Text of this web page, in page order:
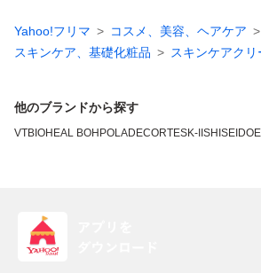
Yahoo!フリマ
コスメ、美容、ヘアケア
スキンケア、基礎化粧品
スキンケアクリ
他のブランドから探す
VTBIOHEAL BOH POLADECORTESK-II SHISEIDO